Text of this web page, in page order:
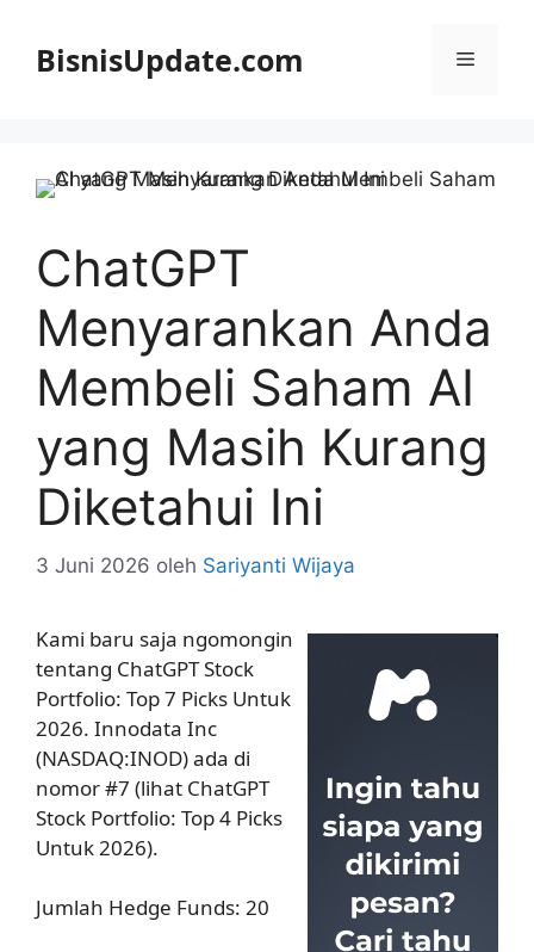
BisnisUpdate.com Menu
ChatGPT
Menyarankan Anda
Membeli Saham AI
yang Masih Kurang
Diketahui Ini
3 Juni 2026 oleh Sariyanti Wijaya
Kami baru saja ngomongin
tentang ChatGPT Stock
Portfolio: Top 7 Picks Untuk
2026. Innodata Inc
(NASDAQ:INOD) ada di
nomor #7 (lihat ChatGPT
Stock Portfolio: Top 4 Picks
Untuk 2026).
Jumlah Hedge Funds: 20